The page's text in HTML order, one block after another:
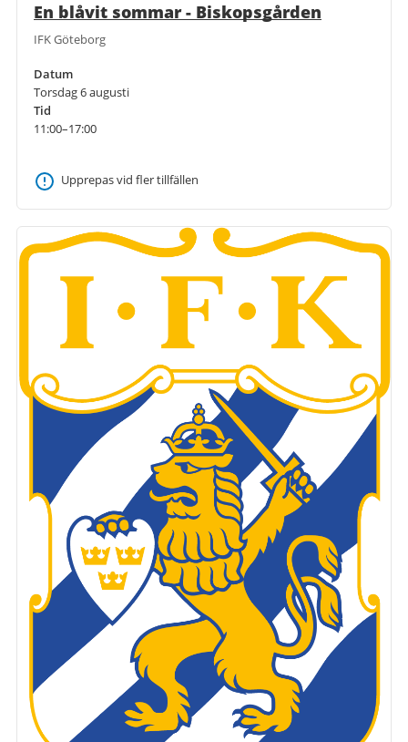
En blåvit sommar - Biskopsgården
IFK Göteborg
Datum
Torsdag 6 augusti
Tid
11:00–17:00
Upprepas vid fler tillfällen